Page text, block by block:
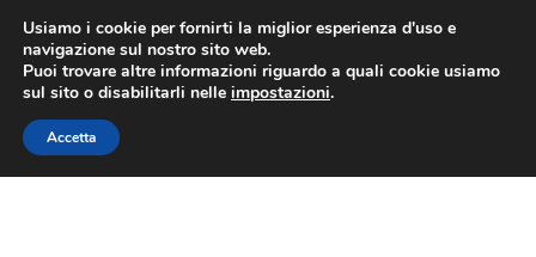
CONSEGNA da 7 EUR
Lun-Ven 9:00 - 16:00/800 580 290
Vai
alla
navigazione
Vai
al
contenuto
Usiamo i cookie per fornirti la miglior esperienza d'uso e
navigazione sul nostro sito web.
Puoi trovare altre informazioni riguardo a quali cookie usiamo
sul sito o disabilitarli nelle impostazioni.
Accetta